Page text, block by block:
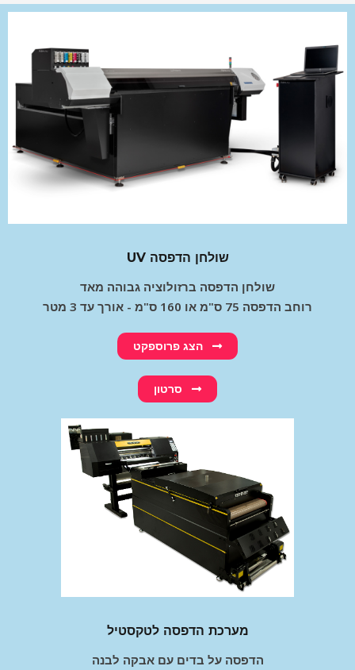
UV שולחן הדפסה
שולחן הדפסה ברזולוציה גבוהה מאד
רוחב הדפסה 75 ס"מ או 160 ס"מ - אורך עד 3 מטר
הצג פרוספקט
סרטון
מערכת הדפסה לטקסטיל
הדפסה על בדים עם אבקה לבנה